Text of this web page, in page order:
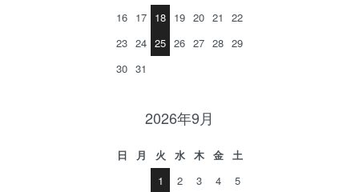
16 17 18 19 20 21
22
23 24 25 26 27 28 29
30 31
2026年9月
日 月 火 水 木 金
土
1
2 3 4
5